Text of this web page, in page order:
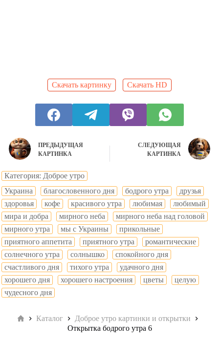
Скачать картинку Скачать HD
ПРЕДЫДУЩАЯ
КАРТИНКА
СЛЕДУЮЩАЯ
КАРТИНКА
Категория: Доброе утро
Украина
благословенного дня бодрого утра
друзья
здоровья
кофе красивого утра любимая
любимый
мира и добра
мирного неба
мирного неба над головой
мирного утра
мы с Украины
прикольные
приятного аппетита
приятного утра
романтические
солнечного утра
солнышко
спокойного дня
счастливого дня
тихого утра
удачного дня
хорошего дня
хорошего настроения цветы
целую
чудесного дня
ГлавнаяКаталог
Доброе утро картинки и открытки
Открытка бодрого утра 6